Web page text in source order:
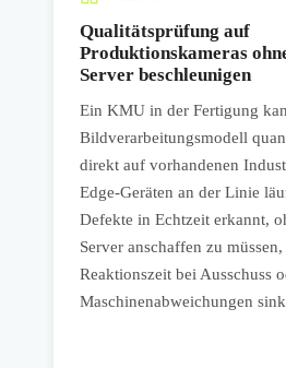
Qualitätsprüfung auf
Produktionskameras
Server beschleunigen
Ein KMU in der Fertigung
Bildverarbeitungsmodell
direkt auf vorhandenen
Edge-Geräten an der Linie
Defekte in Echtzeit erkannt,
Server anschaffen zu
Reaktionszeit bei Ausschuss
Maschinenabweichungen